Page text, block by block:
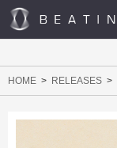
HOME RELEASES